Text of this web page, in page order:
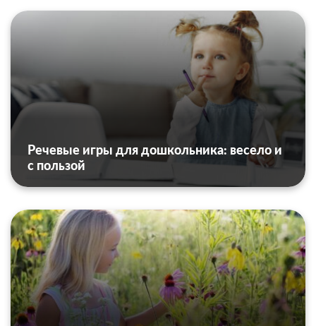
Речевые игры для дошкольника: весело и
с пользой